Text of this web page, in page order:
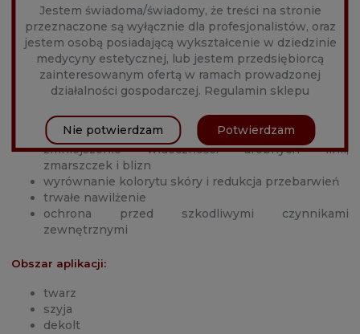
skóry. Zawarty w preparacie kwas hialuronowy zapewnia
głębokie nawilżenie, wspierając procesy odnowy skóry,
co prowadzi do zwiększenia jędrności i gładkości.
Zakres zastosowania:
głęboka regeneracja skóry
stymulacja produkcji kolagenu, zwiększenie
jędrności i elastyczności skóry
zmniejszenie widoczności drobnych linii,
zmarszczek i blizn
wyrównanie kolorytu skóry i redukcja przebarwień
trwałe nawilżenie
ochrona przed szkodliwymi czynnikami
zewnętrznymi
Obszar aplikacji:
twarz
szyja
dekolt
Jestem świadoma/świadomy, że treści na stronie
przeznaczone są wyłącznie dla profesjonalistów, oraz
jestem osobą posiadającą wykształcenie w dziedzinie
medycyny estetycznej, lub jestem przedsiębiorcą
zainteresowanym ofertą w ramach prowadzonej
działalności gospodarczej. Regulamin sklepu
Nie potwierdzam Potwierdzam